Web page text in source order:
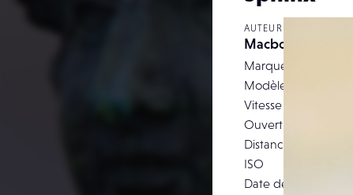
AUTEUR
Macbooo
Marque
Modèle
Vitesse d’obturation
Ouverture
Distance focale
ISO
Date de prise de vue